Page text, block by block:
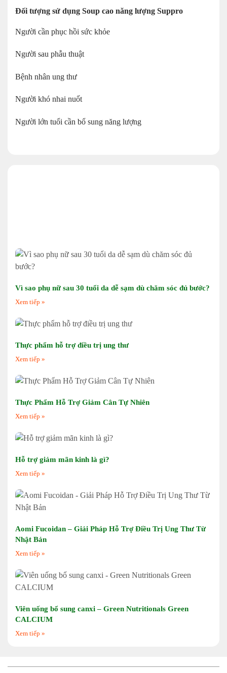
Đối tượng sử dụng Soup cao năng lượng Suppro
Người cần phục hồi sức khỏe
Người sau phẫu thuật
Bệnh nhân ung thư
Người khó nhai nuốt
Người lớn tuổi cần bổ sung năng lượng
Vì sao phụ nữ sau 30 tuổi da dễ sạm dù chăm sóc đủ bước?
Xem tiếp »
Thực phẩm hỗ trợ điều trị ung thư
Xem tiếp »
Thực Phẩm Hỗ Trợ Giảm Cân Tự Nhiên
Xem tiếp »
Hỗ trợ giảm mãn kinh là gì?
Xem tiếp »
Aomi Fucoidan – Giải Pháp Hỗ Trợ Điều Trị Ung Thư Từ
Nhật Bản
Xem tiếp »
Viên uống bổ sung canxi – Green Nutritionals Green
CALCIUM
Xem tiếp »